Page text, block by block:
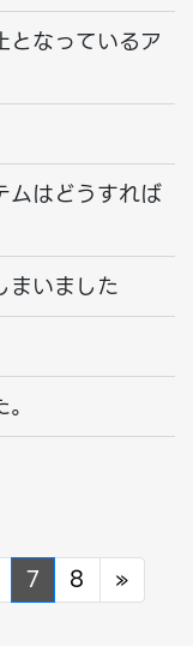
となっているア
ムはどうすれば
まいました
7 8 »